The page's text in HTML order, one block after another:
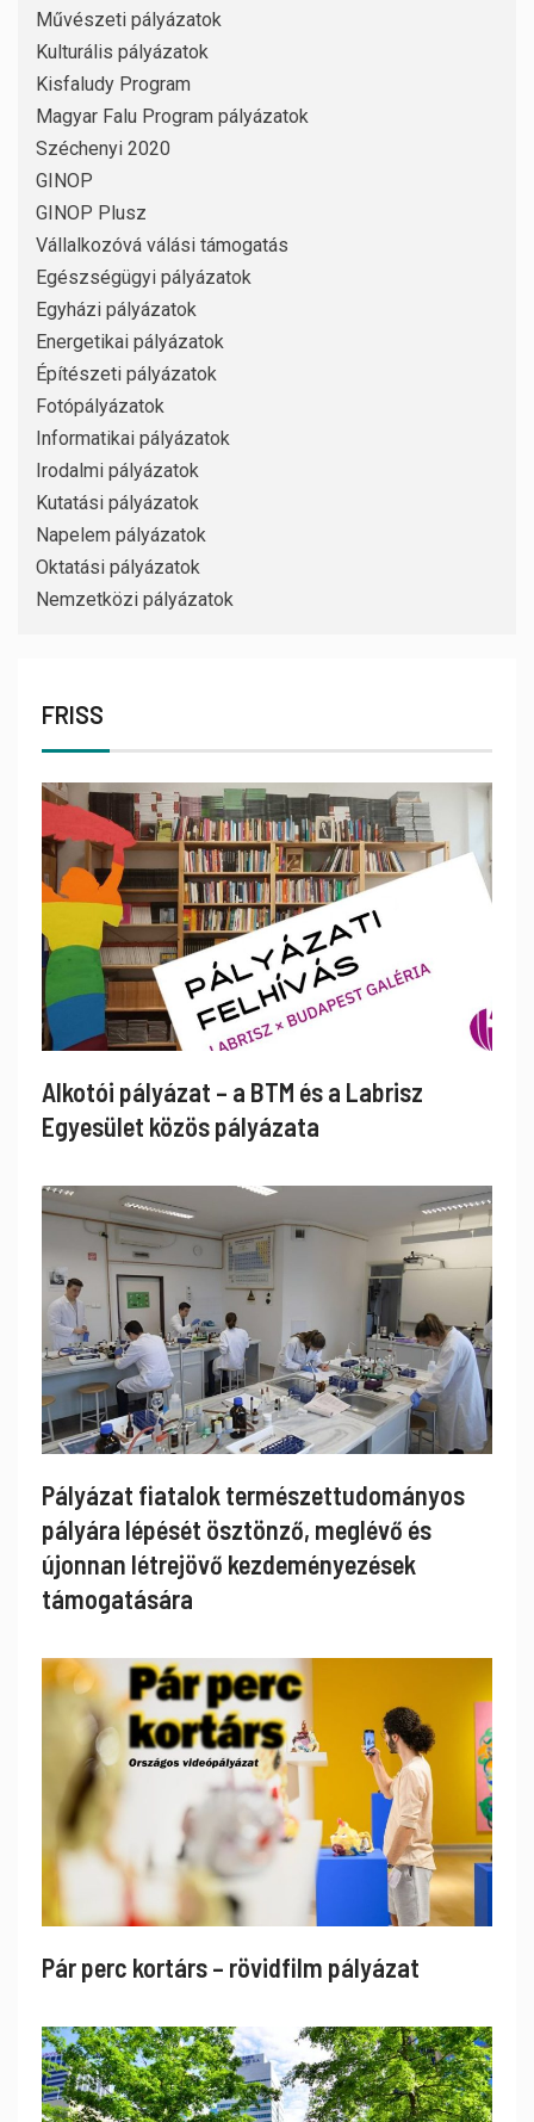
Művészeti pályázatok
Kulturális pályázatok
Kisfaludy Program
Magyar Falu Program pályázatok
Széchenyi 2020
GINOP
GINOP Plusz
Vállalkozóvá válási támogatás
Egészségügyi pályázatok
Egyházi pályázatok
Energetikai pályázatok
Építészeti pályázatok
Fotópályázatok
Informatikai pályázatok
Irodalmi pályázatok
Kutatási pályázatok
Napelem pályázatok
Oktatási pályázatok
Nemzetközi pályázatok
FRISS
Alkotói pályázat – a BTM és a Labrisz
Egyesület közös pályázata
Pályázat fiatalok természettudományos
pályára lépését ösztönző, meglévő és
újonnan létrejövő kezdeményezések
támogatására
Pár perc kortárs – rövidfilm pályázat